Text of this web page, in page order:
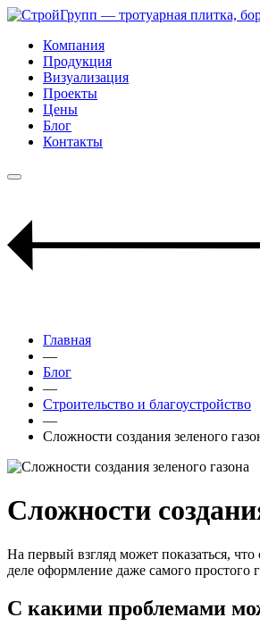
Компания
Продукция
Визуализация
Проекты
Цены
Блог
Контакты
Главная
—
Блог
—
Строительство и благоустройство
—
Сложности создания зеленого
Сложности
На первый взгляд может показаться,
деле оформление даже самого
С какими проблемами